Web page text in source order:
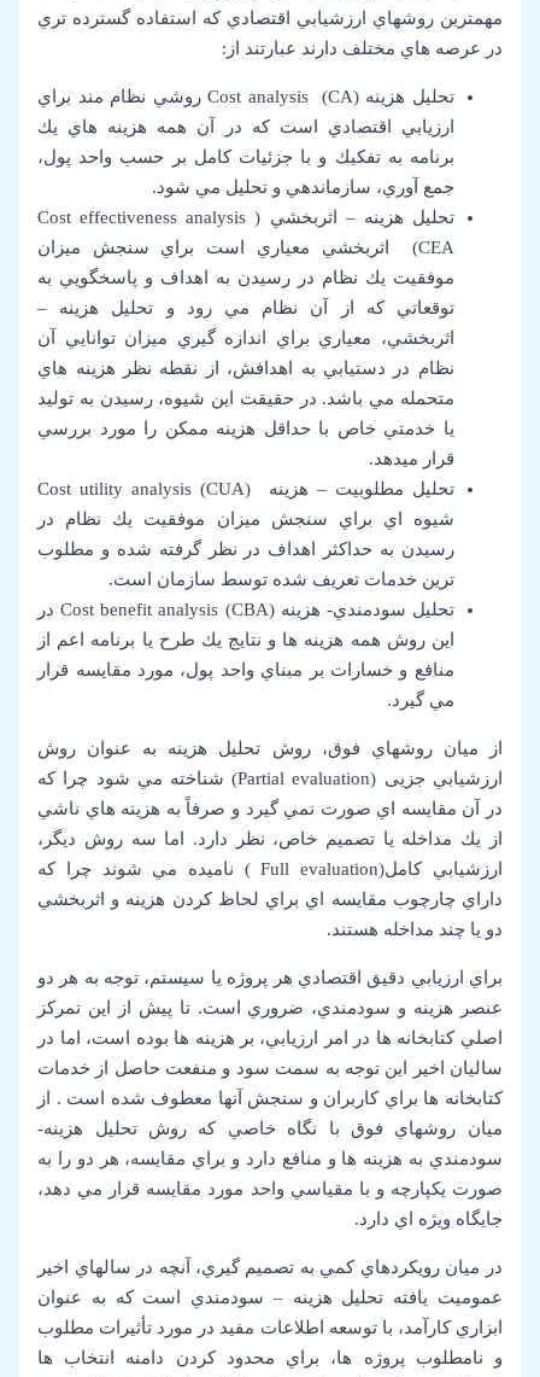
مهمترين روشهاي ارزشيابي اقتصادي كه استفاده گسترده تري
در عرصه هاي مختلف دارند عبارتند از:
تحليل هزينه (Cost analysis (CA روشي نظام مند براي
ارزيابي اقتصادي است كه در آن همه هزينه هاي يك
برنامه به تفكيك و با جزئيات كامل بر حسب واحد پول،
جمع آوري، سازماندهي و تحليل مي شود.
تحليل هزينه – اثربخشي (Cost effectiveness analysis
(CEA اثربخشي معياري است براي سنجش ميزان
موفقيت يك نظام در رسيدن به اهداف و پاسخگويي به
توقعاتي كه از آن نظام مي رود و تحليل هزينه –
اثربخشي، معياري براي اندازه گيري ميزان توانايي آن
نظام در دستيابي به اهدافش، از نقطه نظر هزينه هاي
متحمله مي باشد. در حقيقت اين شيوه، رسيدن به توليد
يا خدمتي خاص با حداقل هزينه ممكن را مورد بررسي
قرار ميدهد.
تحلیل مطلوبيت – هزينه (Cost utility analysis (CUA
شيوه اي براي سنجش ميزان موفقيت يك نظام در
رسيدن به حداكثر اهداف در نظر گرفته شده و مطلوب
ترين خدمات تعريف شده توسط سازمان است.
تحلیل سودمندي- هزينه (Cost benefit analysis (CBA در
اين روش همه هزينه ها و نتايج يك طرح يا برنامه اعم از
منافع و خسارات بر مبناي واحد پول، مورد مقايسه قرار
مي گيرد.
از ميان روشهاي فوق، روش تحليل هزينه به عنوان روش
ارزشيابي جزيی (Partial evaluation) شناخته مي شود چرا كه
در آن مقايسه اي صورت نمي گيرد و صرفاً به هزينه هاي ناشي
از يك مداخله يا تصميم خاص، نظر دارد. اما سه روش ديگر،
ارزشيابي كامل(Full evaluation ) ناميده مي شوند چرا كه
داراي چارچوب مقايسه اي براي لحاظ كردن هزينه و اثربخشي
دو يا چند مداخله هستند.
براي ارزيابي دقيق اقتصادي هر پروژه يا سيستم، توجه به هر دو
عنصر هزينه و سودمندي، ضروري است. تا پيش از اين تمركز
اصلي كتابخانه ها در امر ارزيابي، بر هزينه ها بوده است، اما در
ساليان اخير اين توجه به سمت سود و منفعت حاصل از خدمات
كتابخانه ها براي كاربران و سنجش آنها معطوف شده است . از
ميان روشهاي فوق با نگاه خاصي كه روش تحليل هزينه-
سودمندي به هزينه ها و منافع دارد و براي مقايسه، هر دو را به
صورت يكپارچه و با مقياسي واحد مورد مقايسه قرار مي دهد،
جايگاه ويژه اي دارد.
در ميان رويكردهاي كمي به تصميم گيري، آنچه در سالهاي اخير
عموميت يافته تحليل هزينه – سودمندي است كه به عنوان
ابزاري كارآمد، با توسعه اطلاعات مفيد در مورد تأثيرات مطلوب
و نامطلوب پروژه ها، براي محدود كردن دامنه انتخاب ها